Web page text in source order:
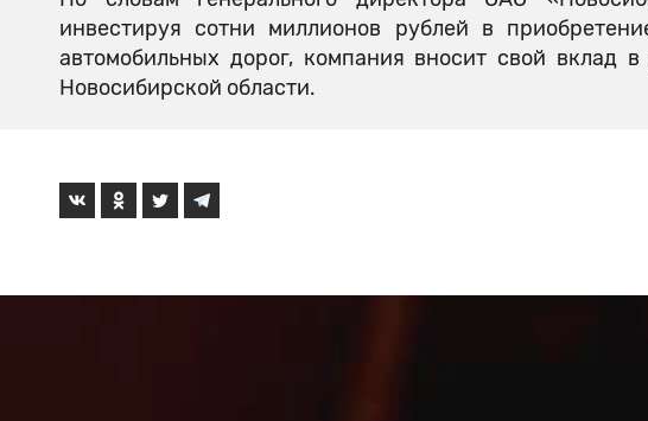
инвестируя сотни миллионов рублей в
автомобильных дорог, компания вносит свой вклад
Новосибирской области.